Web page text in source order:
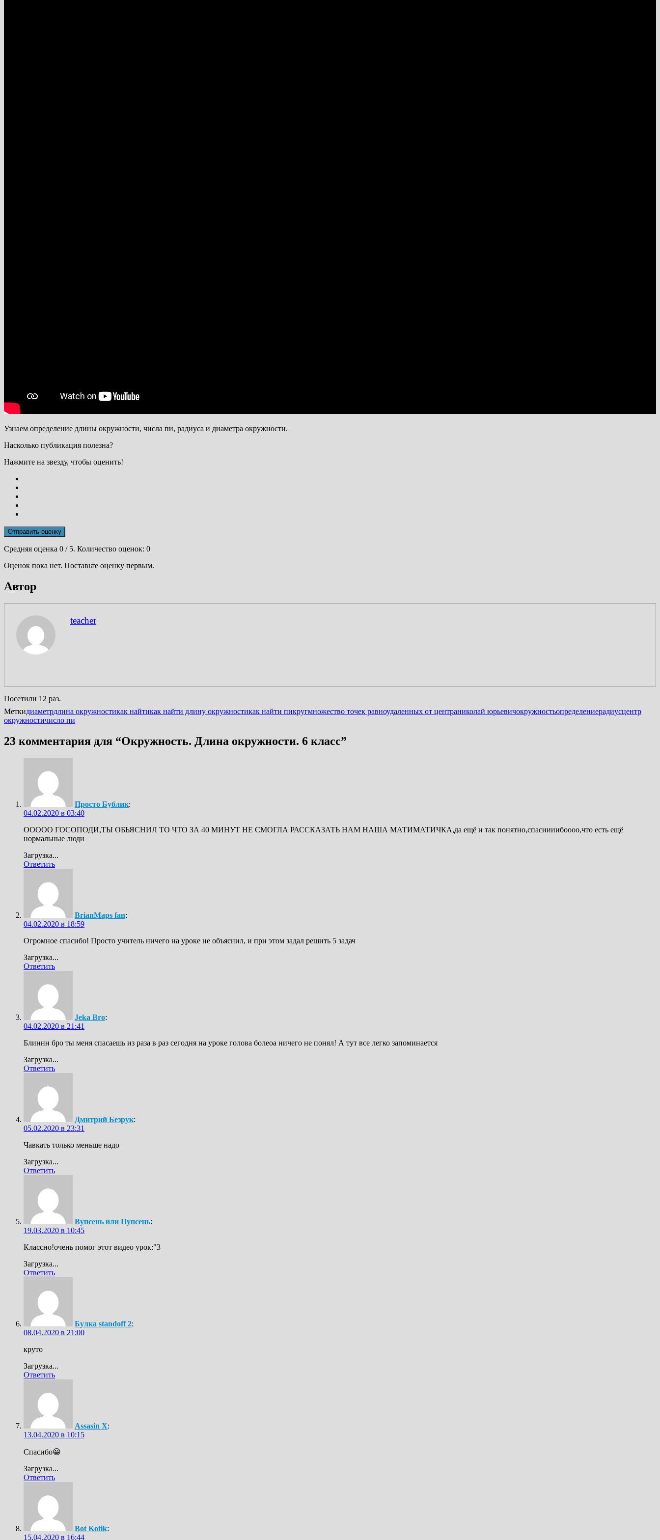
Узнаем определение длины окружности, числа пи, радиуса и диаметра окружности.
Насколько публикация полезна?
Нажмите на звезду, чтобы оценить!
Отправить оценку
Средняя оценка 0 / 5. Количество оценок: 0
Оценок пока нет. Поставьте оценку первым.
Автор
teacher
Посетили 12 раз.
Меткидиаметрдлина окружностикак найтикак найти длину окружностикак найти пикругмножество точек равноудаленных от центраниколай юрьевичокружностьопределениерадиусцентр
окружностичисло пи
23 комментария для “Окружность. Длина окружности. 6 класс”
Просто Бублик:
04.02.2020 в 03:40
ООООО ГОСОПОДИ,ТЫ ОБЬЯСНИЛ ТО ЧТО ЗА 40 МИНУТ НЕ СМОГЛА РАССКАЗАТЬ НАМ НАША МАТИМАТИЧКА,да ещё и так понятно,спасиииибоооо,что есть ещё
нормальные люди
Загрузка...
Ответить
BrianMaps fan:
04.02.2020 в 18:59
Огромное спасибо! Просто учитель ничего на уроке не объяснил, и при этом задал решить 5 задач
Загрузка...
Ответить
Jeka Bro:
04.02.2020 в 21:41
Блиннн бро ты меня спасаешь из раза в раз сегодня на уроке голова болеоа ничего не понял! А тут все легко запоминается
Загрузка...
Ответить
Дмитрий Безрук:
05.02.2020 в 23:31
Чавкать только меньше надо
Загрузка...
Ответить
Вупсень или Пупсень:
19.03.2020 в 10:45
Классно!очень помог этот видео урок:"3
Загрузка...
Ответить
Булка standoff 2:
08.04.2020 в 21:00
круто
Загрузка...
Ответить
Assasin X:
13.04.2020 в 10:15
Спасибо😀
Загрузка...
Ответить
Bot Kotik:
15.04.2020 в 16:44